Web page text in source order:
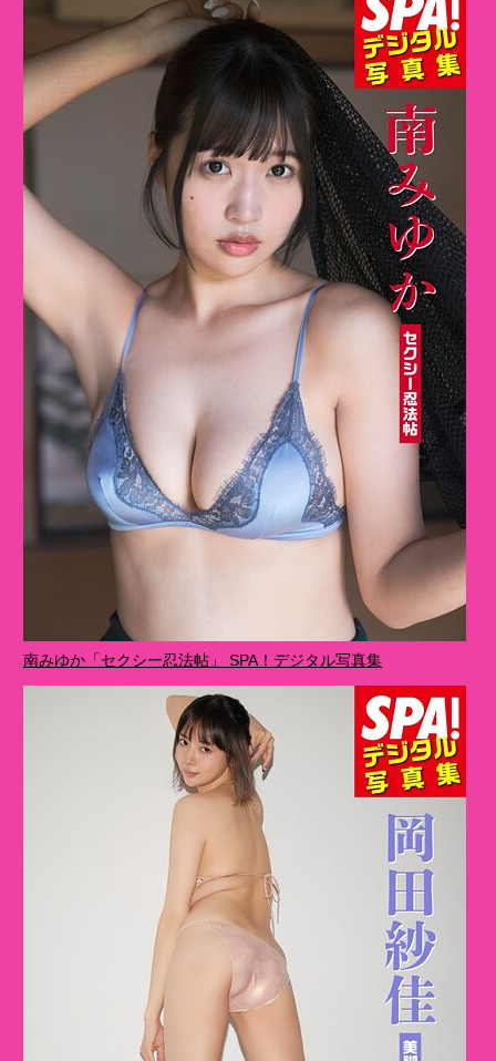
南みゆか「セクシー忍法帖」 SPA！デジタル写真集